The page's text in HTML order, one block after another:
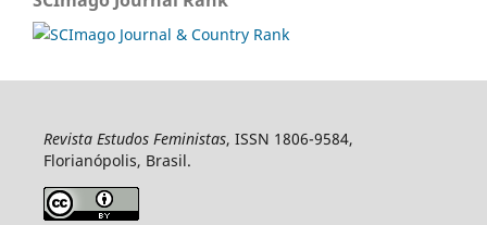
Revista Estudos Feministas, ISSN 1806-9584,
Florianópolis, Brasil.